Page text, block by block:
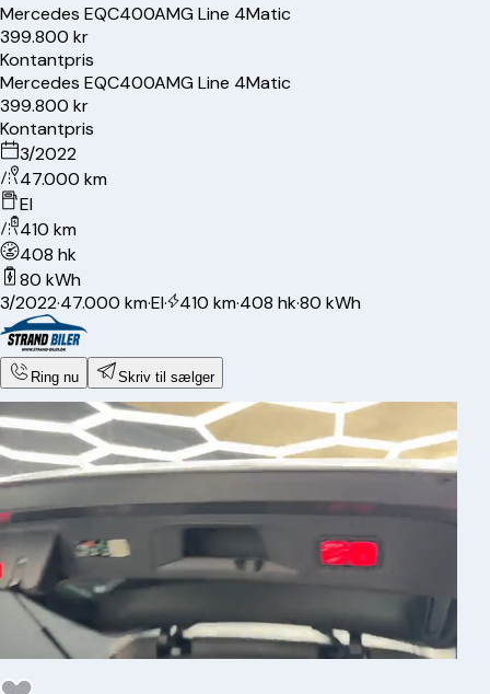
Mercedes EQC400AMG Line 4Matic
399.800 kr
Kontantpris
Mercedes EQC400AMG Line 4Matic
399.800 kr
Kontantpris
3/2022
47.000 km
El
410 km
408 hk
80 kWh
3/2022·47.000 km·El· 410 km·408 hk·80 kWh
Ring nu Skriv til sælger